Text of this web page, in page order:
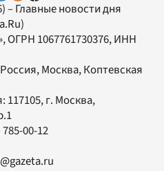
– Главные новости дня
, ОГРН 1067761730376, ИНН
Москва, Коптевская
117105, г. Москва,
785-00-12